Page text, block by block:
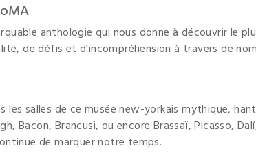
anthologie qui nous donne à découvrir le
de défis et d'incompréhension à travers de
les salles de ce musée new-yorkais mythique,
Bacon, Brancusi, ou encore Brassaï, Picasso,
de marquer notre temps.